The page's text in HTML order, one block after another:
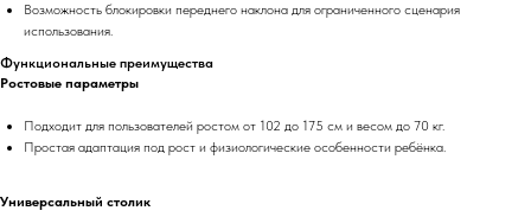
Возможность блокировки переднего наклона для ограниченного сценария
использования.
Функциональные преимущества
Ростовые параметры
Подходит для пользователей ростом от 102 до 175 см и весом до 70 кг.
Простая адаптация под рост и физиологические особенности ребёнка.
Универсальный столик